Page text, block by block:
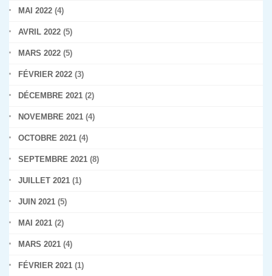
MAI 2022 (4)
AVRIL 2022 (5)
MARS 2022 (5)
FÉVRIER 2022 (3)
DÉCEMBRE 2021 (2)
NOVEMBRE 2021 (4)
OCTOBRE 2021 (4)
SEPTEMBRE 2021 (8)
JUILLET 2021 (1)
JUIN 2021 (5)
MAI 2021 (2)
MARS 2021 (4)
FÉVRIER 2021 (1)